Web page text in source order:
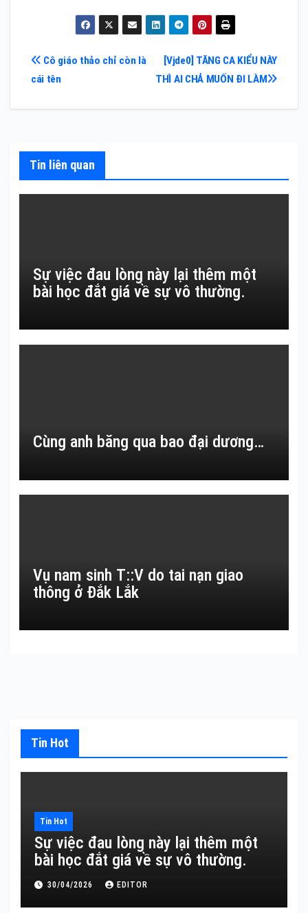
Điều
viết
[Vjde0] TĂNG CA KIỂU NÀY
THÌ AI CHẢ MUỐN ĐI LÀM
Cô giáo thảo chỉ còn là
cái tên
Tin liên quan
Sự việc đau lòng này lại thêm một
bài học đắt giá về sự vô thường.
Cùng anh băng qua bao đại dương…
Vụ nam sinh T::V do tai nạn giao
thông ở Đắk Lắk
Tin Hot
Tin Hot
Sự việc đau lòng này lại thêm một
bài học đắt giá về sự vô thường.
30/04/2026 EDITOR